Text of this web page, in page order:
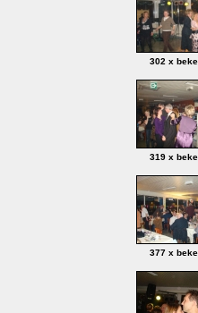
302 x
319 x
377 x